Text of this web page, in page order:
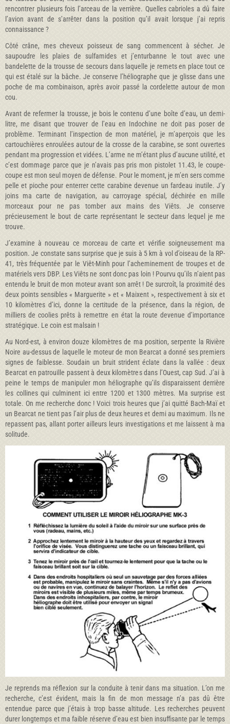
rencontrer plusieurs fois l’arceau de la verrière. Quelles cabrioles a dû faire
l’avion avant de s’arrêter dans la position qu’il avait lorsque j’ai repris
connaissance ?
Côté crâne, mes cheveux poisseux de sang commencent à sécher. Je
saupoudre les plaies de sulfamides et j’enturbanne le tout avec une
bandelette de la trousse de secours dans laquelle je remets en place tout ce
qui est étalé sur la bâche. Je conserve l’héliographe que je glisse dans une
poche de ma combinaison, après avoir passé la cordelette autour de mon
cou.
Avant de refermer la trousse, je bois le contenu d’une boîte d’eau, un demi-
litre, me disant que trouver de l’eau en Indochine ne doit pas poser de
problème. Terminant l’inspection de mon matériel, je m’aperçois que les
cartouchières enroulées autour de la crosse de la carabine, se sont ouvertes
pendant ma progression et vidées. L’arme ne m’étant plus d’aucune utilité, et
c’est dommage parce que je n’avais pas pris mon pistolet 11.43, le coupe-
coupe est mon seul moyen de défense. Pour le moment, je m’en sers comme
pelle et pioche pour enterrer cette carabine devenue un fardeau inutile. J’y
joins ma carte de navigation, au carroyage spécial, déchirée en mille
morceaux pour ne pas tomber aux mains des Viêts. Je conserve
précieusement le bout de carte représentant le secteur dans lequel je me
trouve.
J’examine à nouveau ce morceau de carte et vérifie soigneusement ma
position. Je constate sans surprise que je suis à 5 km à vol d’oiseau de la RP-
41, très fréquentée par le Viêt-Minh pour l’acheminement de troupes et de
matériels vers DBP. Les Viêts ne sont donc pas loin ! Pourvu qu’ils n’aient pas
entendu le bruit de mon moteur avant son arrêt ! De surcroît, la proximité des
deux points sensibles « Marguerite » et « Maixent », respectivement à six et
10 kilomètres d’ici, donne la certitude de la présence, dans la région, de
milliers de coolies prêts à remettre en état la route devenue d’importance
stratégique. Le coin est malsain !
Au Nord-est, à environ douze kilomètres de ma position, serpente la Rivière
Noire au-dessus de laquelle le moteur de mon Bearcat a donné ses premiers
signes de faiblesse. Soudain un bruit strident éclate dans la vallée : deux
Bearcat en patrouille passent à deux kilomètres dans l’Ouest, cap Sud. J’ai à
peine le temps de manipuler mon héliographe qu’ils disparaissent derrière
les collines qui culminent ici entre 1200 et 1300 mètres. Ma surprise est
totale. On me recherche donc ! Voici trois heures que j’ai quitté Bach-Maï et
un Bearcat ne tient pas l’air plus de deux heures et demi au maximum. Ils ne
repassent pas, allant porter ailleurs leurs investigations et me laissent à ma
solitude.
Je reprends ma réflexion sur la conduite à tenir dans ma situation. L’on me
recherche, c’est évident, mais la fin de mon message n’a pas dû être
entendue parce que j’étais à trop basse altitude. Les recherches peuvent
durer longtemps et ma faible réserve d’eau est bien insuffisante par le temps